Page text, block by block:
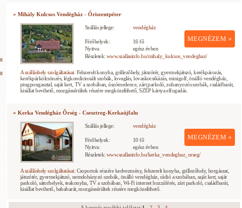
» Mihály Kulcsos Vendégház - Őriszentpéter
Szállás jellege: vendégház
MEGNÉZEM »
Férőhelyek:
16 fő
Nyitva:
egész évben
Részletek: www.szallasinfo.hu/mihaly_kulcsos_vendeghaz/
A szálláshely szolgáltatásai: Felszerelt konyha, grillezőhely, játszótér, gyermekjátszó, kerékpározás,
kerékpárkölcsönzés, légkondicionált szobák, lovaglás, lovaskocsikázás, minigolf, önálló vendégház,
pingpongasztal, saját kert, TV a szobában, úszómedence, zárt parkoló, zuhanyozós szobák, családbarát,
kisállat bevihető, mozgássérültek részére megközelíthető, SZÉP kártya elfogadás.
» Kerka Vendégház Õrség - Csesztreg-Kerkaújfalu
Szállás jellege: vendégház
MEGNÉZEM »
Férőhelyek:
10 fő
Nyitva:
egész évben
Részletek: www.szallasinfo.hu/kerka_vendeghaz_orseg/
A szálláshely szolgáltatásai: Csoportok részére kedvezmény, felszerelt konyha, grillezőhely, horgászat,
játszótér, gyermekjátszó, nemdohányzó szobák, önálló vendégház, rádió a szobában, saját kert, saját
parkoló, sátorhelyek, teakonyha, TV a szobában, Wi-Fi internet hozzáférés, zárt parkoló, családbarát,
kisállat bevihető, bababarát, mozgássérültek részére megközelíthető.